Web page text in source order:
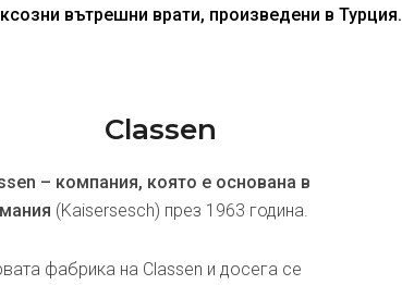
вътрешни врати, произведени в Турция.
Classen
– компания, която е основана в
(Kaisersesch) през 1963 година.
фабрика на Classen и досега се